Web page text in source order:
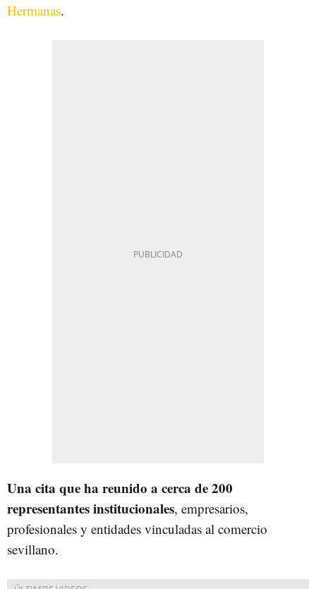
Hermanas.
Una cita que ha reunido a cerca de 200
representantes institucionales, empresarios,
profesionales y entidades vinculadas al comercio
sevillano.